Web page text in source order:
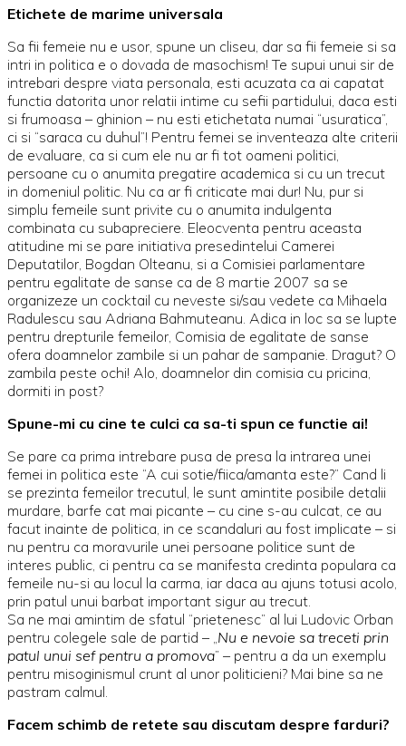
Etichete de marime universala
Sa fii femeie nu e usor, spune un cliseu, dar sa fii femeie si sa
intri in politica e o dovada de masochism! Te supui unui sir de
intrebari despre viata personala, esti acuzata ca ai capatat
functia datorita unor relatii intime cu sefii partidului, daca esti
si frumoasa – ghinion – nu esti etichetata numai “usuratica”,
ci si “saraca cu duhul”! Pentru femei se inventeaza alte criterii
de evaluare, ca si cum ele nu ar fi tot oameni politici,
persoane cu o anumita pregatire academica si cu un trecut
in domeniul politic. Nu ca ar fi criticate mai dur! Nu, pur si
simplu femeile sunt privite cu o anumita indulgenta
combinata cu subapreciere. Eleocventa pentru aceasta
atitudine mi se pare initiativa presedintelui Camerei
Deputatilor, Bogdan Olteanu, si a Comisiei parlamentare
pentru egalitate de sanse ca de 8 martie 2007 sa se
organizeze un cocktail cu neveste si/sau vedete ca Mihaela
Radulescu sau Adriana Bahmuteanu. Adica in loc sa se lupte
pentru drepturile femeilor, Comisia de egalitate de sanse
ofera doamnelor zambile si un pahar de sampanie. Dragut? O
zambila peste ochi! Alo, doamnelor din comisia cu pricina,
dormiti in post?
Spune-mi cu cine te culci ca sa-ti spun ce functie ai!
Se pare ca prima intrebare pusa de presa la intrarea unei
femei in politica este “A cui sotie/fiica/amanta este?” Cand li
se prezinta femeilor trecutul, le sunt amintite posibile detalii
murdare, barfe cat mai picante – cu cine s-au culcat, ce au
facut inainte de politica, in ce scandaluri au fost implicate – si
nu pentru ca moravurile unei persoane politice sunt de
interes public, ci pentru ca se manifesta credinta populara ca
femeile nu-si au locul la carma, iar daca au ajuns totusi acolo,
prin patul unui barbat important sigur au trecut.
Sa ne mai amintim de sfatul “prietenesc” al lui Ludovic Orban
pentru colegele sale de partid – „ Nu e nevoie sa treceti prin
patul unui sef pentru a promova” – pentru a da un exemplu
pentru misoginismul crunt al unor politicieni? Mai bine sa ne
pastram calmul.
Facem schimb de retete sau discutam despre farduri?